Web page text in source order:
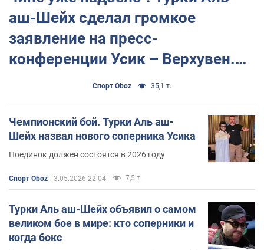
аш-Шейх сделал громкое
заявление на пресс-
конференции Усик – Верхувен.
Спорт Oboz 35,1 т.
Чемпионский бой. Турки Аль аш-
Шейх назвал нового соперника Усика
Поединок должен состоятся в 2026 году
Спорт Oboz 3.05.2026 22:04 7,5 т.
Турки Аль аш-Шейх объявил о самом
великом бое в мире: кто соперники и
когда бокс